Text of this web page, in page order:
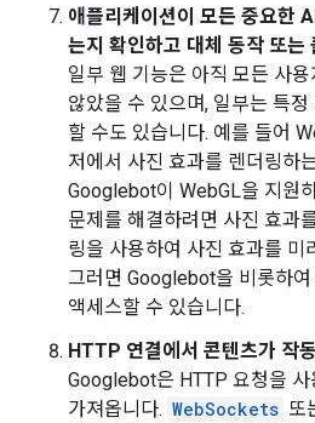
애플리케이션이 모든 중요한
는지 확인하고 대체 동작 또는
일부 웹 기능은 아직 모든 사
않았을 수 있으며, 일부는 특
할 수도 있습니다. 예를 들어
저에서 사진 효과를 렌더링하
Googlebot이 WebGL을 지원
문제를 해결하려면 사진 효과
링을 사용하여 사진 효과를 미
그러면 Googlebot을 비롯하여
액세스할 수 있습니다.
HTTP 연결에서 콘텐츠가 작
Googlebot은 HTTP 요청을
가져옵니다. WebSockets 또